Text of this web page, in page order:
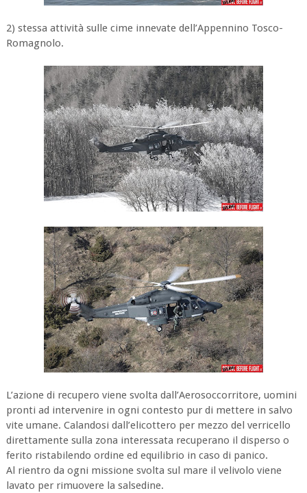
2) stessa attività sulle cime innevate dell’Appennino Tosco-
Romagnolo.
L’azione di recupero viene svolta dall’Aerosoccorritore, uomini
pronti ad intervenire in ogni contesto pur di mettere in salvo
vite umane. Calandosi dall’elicottero per mezzo del verricello
direttamente sulla zona interessata recuperano il disperso o
ferito ristabilendo ordine ed equilibrio in caso di panico.
Al rientro da ogni missione svolta sul mare il velivolo viene
lavato per rimuovere la salsedine.